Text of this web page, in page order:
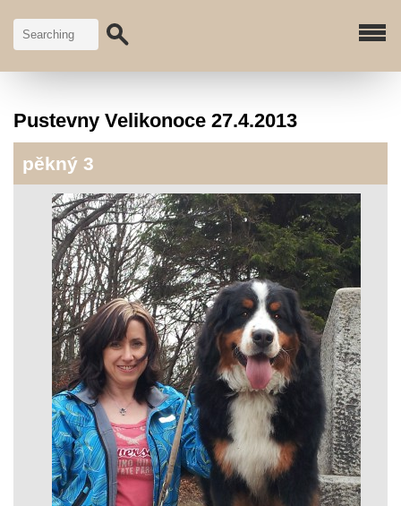
Pustevny Velikonoce 27.4.2013
pěkný 3